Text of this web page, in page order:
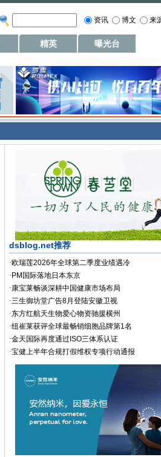
资讯 博文 来
精英 曝光台
dsblog.net推荐
·欧瑞莲2026年全球第二季度业绩遇冷
· PM国际落地日本东京
·康宝莱畅谈深耕中国健康市场布局
·三生御坊堂广告8月登陆安徽卫视
·东方红航天生物爱心物资驰援横州
·纽崔莱获评全球最畅销细胞品牌第1名
·金天国际再度通过ISO三体系认证
·宝健上半年合规打假维权专项行动通报